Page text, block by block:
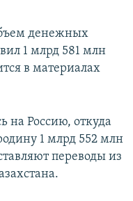
денежных
1 млрд 581 млн
в материалах
на Россию, откуда
1 млрд 552 млн
переводы из